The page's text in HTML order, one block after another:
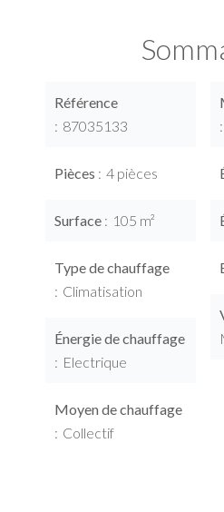
Référence
87035133
Pièces 4 pièces
Surface 105 m²
Type de chauffage
Climatisation
Énergie de chauffage
Electrique
Moyen de chauffage
Collectif